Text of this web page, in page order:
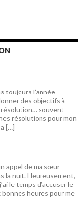
toujours l’année
des objectifs à
résolution… souvent
résolutions pour mon
[…]
appel de ma sœur
la nuit. Heureusement,
le temps d’accuser le
bonnes heures pour me